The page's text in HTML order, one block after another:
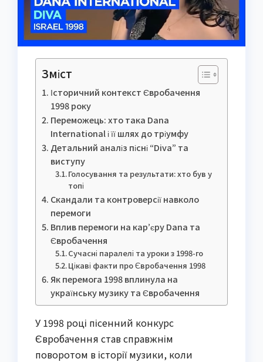
Зміст
Історичний контекст Євробачення
1998 року
Переможець: хто така Dana
International і її шлях до тріумфу
Детальний аналіз пісні “Diva” та
виступу
Голосування та результати: хто був у
топі
Скандали та контроверсії навколо
перемоги
Вплив перемоги на кар’єру Dana та
Євробачення
Сучасні паралелі та уроки з 1998-го
Цікаві факти про Євробачення 1998
Як перемога 1998 вплинула на
українську музику та Євробачення
У 1998 році пісенний конкурс
Євробачення став справжнім
поворотом в історії музики, коли